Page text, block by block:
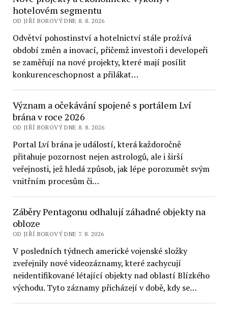
hotelovém segmentu
OD JIŘÍ BOROVÝ DNE 8. 8. 2026
Odvětví pohostinství a hotelnictví stále prožívá
období změn a inovací, přičemž investoři i developeři
se zaměřují na nové projekty, které mají posílit
konkurenceschopnost a přilákat…
Význam a očekávání spojené s portálem Lví
brána v roce 2026
OD JIŘÍ BOROVÝ DNE 8. 8. 2026
Portal Lví brána je událostí, která každoročně
přitahuje pozornost nejen astrologů, ale i širší
veřejnosti, jež hledá způsob, jak lépe porozumět svým
vnitřním procesům či…
Záběry Pentagonu odhalují záhadné objekty na
obloze
OD JIŘÍ BOROVÝ DNE 7. 8. 2026
V posledních týdnech americké vojenské složky
zveřejnily nové videozáznamy, které zachycují
neidentifikované létající objekty nad oblastí Blízkého
východu. Tyto záznamy přicházejí v době, kdy se…